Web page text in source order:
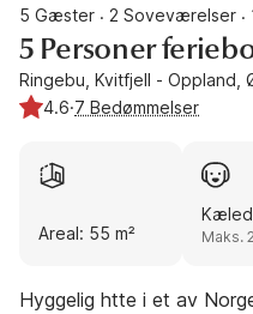
5 Gæster · 2 Soveværelser ·
5 Personer
Ringebu, Kvitfjell - Oppland,
4.6·7 Bedømmelser
Areal: 55 m² Maks. 2
Hyggelig htte i et av